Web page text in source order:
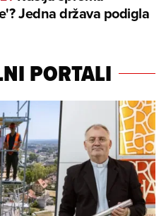
Jedna država podigla
PORTALI